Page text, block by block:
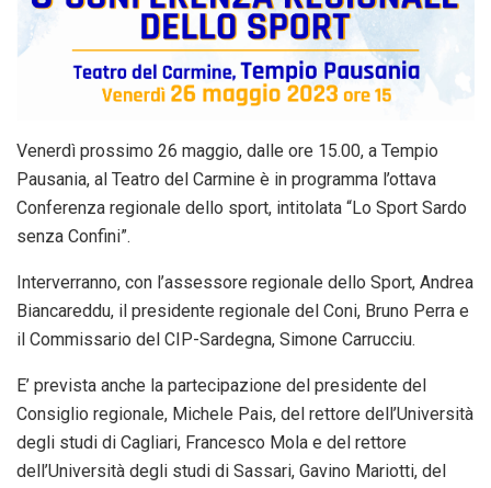
Venerdì prossimo 26 maggio, dalle ore 15.00, a Tempio
Pausania, al Teatro del Carmine è in programma l’ottava
Conferenza regionale dello sport, intitolata “Lo Sport Sardo
senza Confini”.
Interverranno, con l’assessore regionale dello Sport, Andrea
Biancareddu, il presidente regionale del Coni, Bruno Perra e
il Commissario del CIP-Sardegna, Simone Carrucciu.
E’ prevista anche la partecipazione del presidente del
Consiglio regionale, Michele Pais, del rettore dell’Università
degli studi di Cagliari, Francesco Mola e del rettore
dell’Università degli studi di Sassari, Gavino Mariotti, del